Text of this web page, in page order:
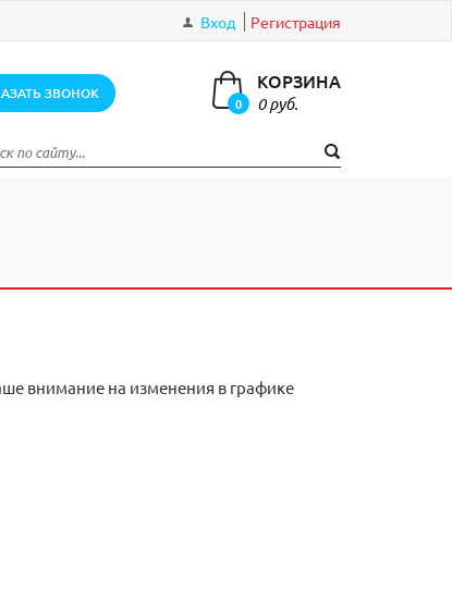
Вход Регистрация
ЗВОНОК
0
КОРЗИНА
0 руб.
внимание на изменения в графике